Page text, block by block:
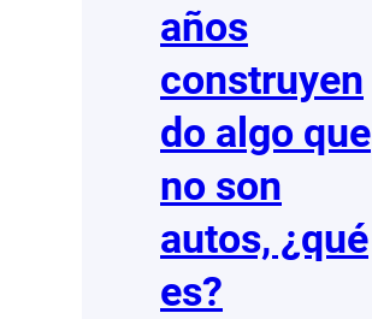
años
construyen
do algo que
no son
autos, ¿qué
es?